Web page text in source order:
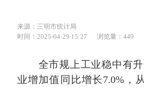
来源：三明市统计局
时间：2025-04-29 15:27
浏览量：449
全市规上工业稳中有升
业增加值同比增长7.0%，